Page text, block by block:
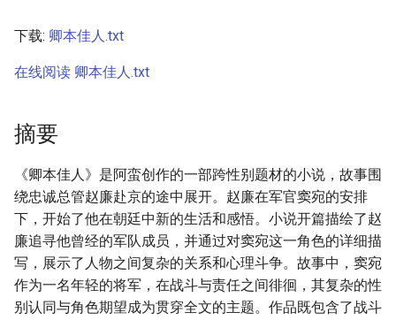
搜
索
下载: 卿本佳人.txt
在线阅读 卿本佳人.txt
摘要
《卿本佳人》是阿蛮创作的一部跨性别题材的小说，故事围
绕忠诚总管赵廉赴京的途中展开。赵廉在军官窦宛的安排
下，开始了他在朝廷中新的生活和感悟。小说开篇描绘了赵
廉追寻他曾经的军队成员，并通过对窦宛这一角色的详细描
写，展示了人物之间复杂的关系和心理斗争。故事中，窦宛
作为一名年轻的将军，在战斗与责任之间徘徊，其复杂的性
别认同与角色期望成为贯穿全文的主题。作品既包含了战斗